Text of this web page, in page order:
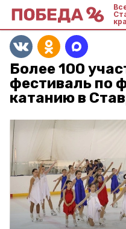
Более 100
фестиваль по
катанию в